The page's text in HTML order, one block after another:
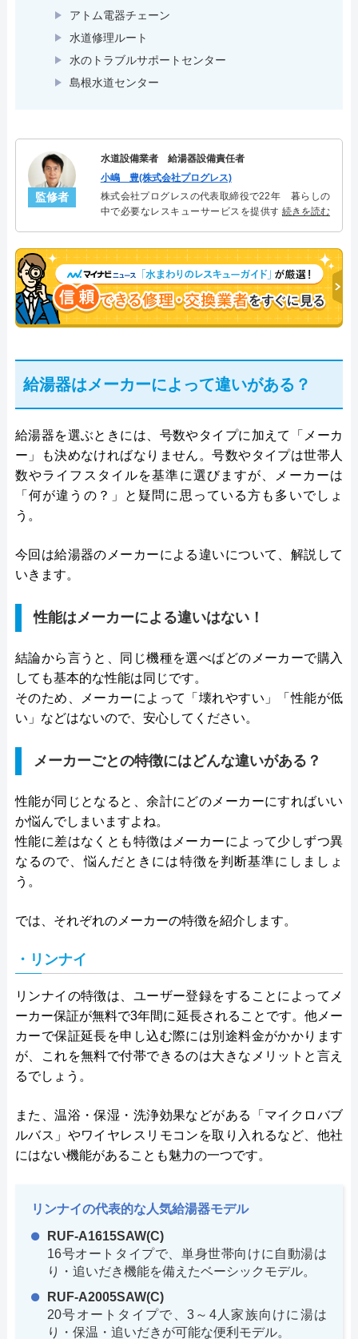
アトム電器チェーン
水道修理ルート
水のトラブルサポートセンター
島根水道センター
監修者
水道設備業者 給湯器設備責任者
小嶋 豊(株式会社プログレス)
株式会社プログレスの代表取締役で22年 暮らしの
中で必要なレスキューサービスを提供する株式会社
決。多くのお客様に信頼される「給湯器」のスペシ
ャリスト。
続きを読む
給湯器はメーカーによって違いがある？
給湯器を選ぶときには、号数やタイプに加えて「メーカ
ー」も決めなければなりません。号数やタイプは世帯人
数やライフスタイルを基準に選びますが、メーカーは
「何が違うの？」と疑問に思っている方も多いでしょ
う。
今回は給湯器のメーカーによる違いについて、解説して
いきます。
性能はメーカーによる違いはない！
結論から言うと、同じ機種を選べばどのメーカーで購入
しても基本的な性能は同じです。
そのため、メーカーによって「壊れやすい」「性能が低
い」などはないので、安心してください。
メーカーごとの特徴にはどんな違いがある？
性能が同じとなると、余計にどのメーカーにすればいい
か悩んでしまいますよね。
性能に差はなくとも特徴はメーカーによって少しずつ異
なるので、悩んだときには特徴を判断基準にしましょ
う。
では、それぞれのメーカーの特徴を紹介します。
・リンナイ
リンナイの特徴は、ユーザー登録をすることによってメ
ーカー保証が無料で3年間に延長されることです。他メー
カーで保証延長を申し込む際には別途料金がかかります
が、これを無料で付帯できるのは大きなメリットと言え
るでしょう。
また、温浴・保湿・洗浄効果などがある「マイクロバブ
ルバス」やワイヤレスリモコンを取り入れるなど、他社
にはない機能があることも魅力の一つです。
リンナイの代表的な人気給湯器モデル
RUF-A1615SAW(C)
16号オートタイプで、単身世帯向けに自動湯は
り・追いだき機能を備えたベーシックモデル。
RUF-A2005SAW(C)
20号オートタイプで、3～4人家族向けに湯は
り・保温・追いだきが可能な便利モデル。